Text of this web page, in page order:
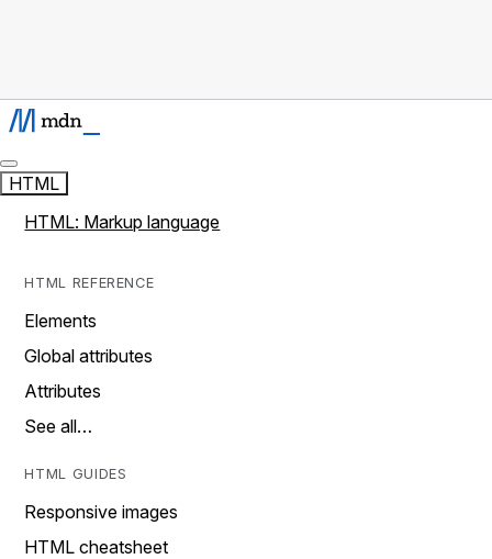
HTML
HTML: Markup language
HTML REFERENCE
Elements
Global attributes
Attributes
See all…
HTML GUIDES
Responsive images
HTML cheatsheet